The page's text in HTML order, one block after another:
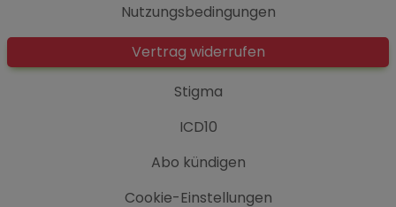
Nutzungsbedingungen
Vertrag widerrufen
Stigma
ICD10
Abo kündigen
Cookie-Einstellungen